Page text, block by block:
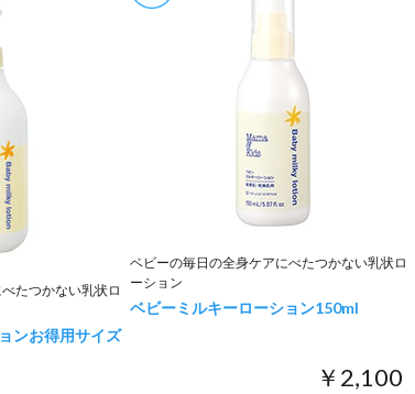
たつかない乳状ロ
ンお得用サイズ
ベビーの毎日の全身ケアにべたつかない乳状ロ
ーション
ベビーミルキーローション150ml
￥2,100